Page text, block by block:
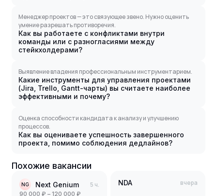
Менеджер проектов — это связующее звено. Нужно оценить
умение разрешать противоречия.
Как вы работаете с конфликтами внутри
команды или с разногласиями между
стейкхолдерами?
Выявление владения профессиональным инструментарием.
Какие инструменты для управления проектами
(Jira, Trello, Gantt-чарты) вы считаете наиболее
эффективными и почему?
Оценка способности кандидата к анализу и улучшению
процессов.
Как вы оцениваете успешность завершенного
проекта, помимо соблюдения дедлайнов?
Похожие вакансии
NG Next Genium 5 ч.
90 000 ₽ – 120 000 ₽
NDA вчера